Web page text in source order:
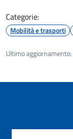
Categorie:
Mobilità e trasporti
Ultimo aggiornamento: